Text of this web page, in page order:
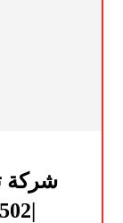
شركة
|0545704502| عزل وتعقيم